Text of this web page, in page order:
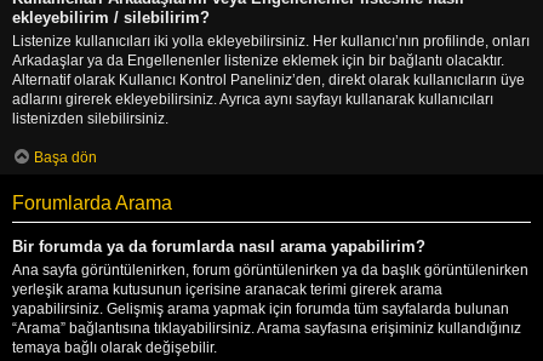
ekleyebilirim / silebilirim?
Listenize kullanıcıları iki yolla ekleyebilirsiniz. Her kullanıcı’nın profilinde, onları
Arkadaşlar ya da Engellenenler listenize eklemek için bir bağlantı olacaktır.
Alternatif olarak Kullanıcı Kontrol Paneliniz’den, direkt olarak kullanıcıların üye
adlarını girerek ekleyebilirsiniz. Ayrıca aynı sayfayı kullanarak kullanıcıları
listenizden silebilirsiniz.
Başa dön
Forumlarda Arama
Bir forumda ya da forumlarda nasıl arama yapabilirim?
Ana sayfa görüntülenirken, forum görüntülenirken ya da başlık görüntülenirken
yerleşik arama kutusunun içerisine aranacak terimi girerek arama
yapabilirsiniz. Gelişmiş arama yapmak için forumda tüm sayfalarda bulunan
“Arama” bağlantısına tıklayabilirsiniz. Arama sayfasına erişiminiz kullandığınız
temaya bağlı olarak değişebilir.